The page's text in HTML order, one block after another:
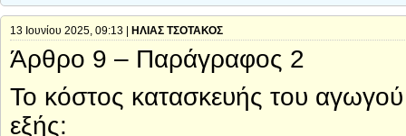
13 Ιουνίου 2025, 09:13 | ΗΛΙΑΣ ΤΣΟΤΑΚΟΣ
Άρθρο 9 – Παράγραφος 2
Το κόστος κατασκευής του αγωγού
εξής: